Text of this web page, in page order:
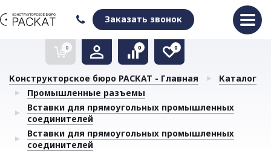
Заказать звонок
0
Очистить список сравнения
0
Очистить избранное
0
Конструкторское бюро РАСКАТ - Главная
Каталог
Промышленные разъемы
Вставки для прямоугольных промышленных
соединителей
Вставки для прямоугольных промышленных
соединителей